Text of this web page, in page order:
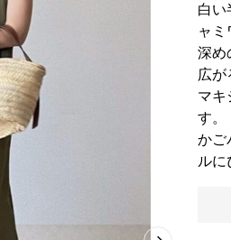
白い
ャミ
深め
広が
マキ
す。
かご
ルに